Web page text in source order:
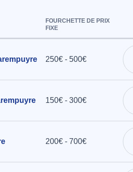
FOURCHETTE DE PRIX
FIXE
250€ - 500€
150€ - 300€
200€ - 700€